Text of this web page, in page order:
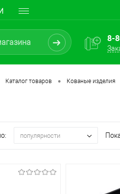
8-
Каталог товаров • Кованые изделия
популярности